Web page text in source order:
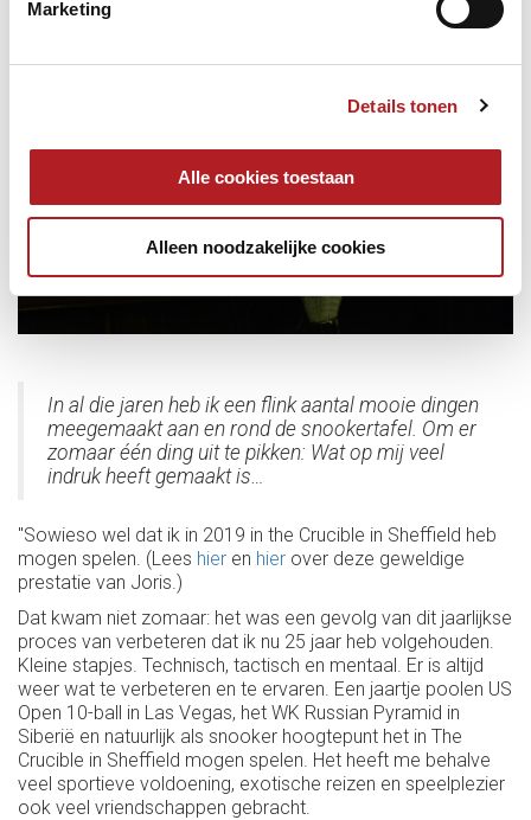
Marketing
Details tonen
Alle cookies toestaan
Alleen noodzakelijke cookies
In al die jaren heb ik een flink aantal mooie dingen
meegemaakt aan en rond de snookertafel. Om er
zomaar één ding uit te pikken: Wat op mij veel
indruk heeft gemaakt is…
"Sowieso wel dat ik in 2019 in the Crucible in Sheffield heb
mogen spelen. (Lees hier en hier over deze geweldige
prestatie van Joris.)
Dat kwam niet zomaar: het was een gevolg van dit jaarlijkse
proces van verbeteren dat ik nu 25 jaar heb volgehouden.
Kleine stapjes. Technisch, tactisch en mentaal. Er is altijd
weer wat te verbeteren en te ervaren. Een jaartje poolen US
Open 10-ball in Las Vegas, het WK Russian Pyramid in
Siberië en natuurlijk als snooker hoogtepunt het in The
Crucible in Sheffield mogen spelen. Het heeft me behalve
veel sportieve voldoening, exotische reizen en speelplezier
ook veel vriendschappen gebracht.